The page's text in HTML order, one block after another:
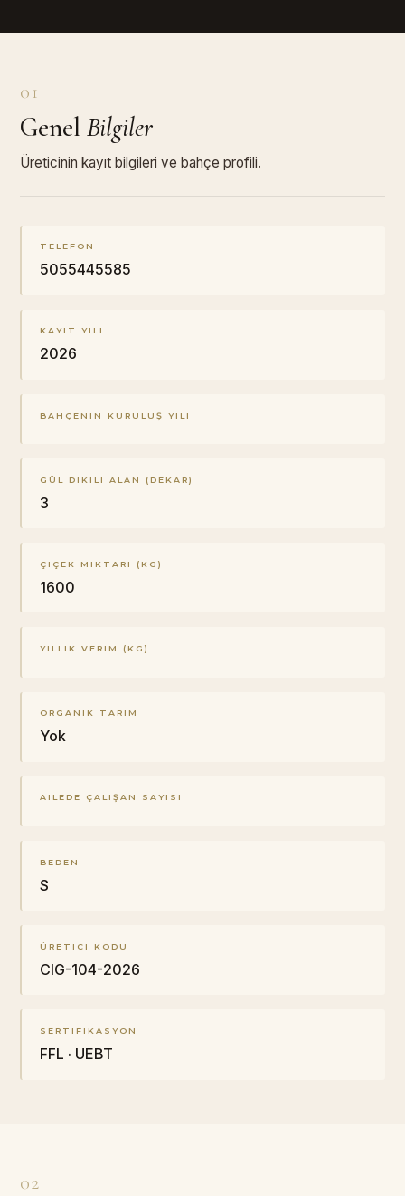
01
Genel Bilgiler
Üreticinin kayıt bilgileri ve bahçe profili.
TELEFON
5055445585
KAYIT YILI
2026
BAHÇENIN KURULUŞ YILI
GÜL DIKILI ALAN (DEKAR)
3
ÇIÇEK MIKTARI (KG)
1600
YILLIK VERIM (KG)
ORGANIK TARIM
Yok
AILEDE ÇALIŞAN SAYISI
BEDEN
S
ÜRETICI KODU
CIG-104-2026
SERTIFIKASYON
FFL · UEBT
02